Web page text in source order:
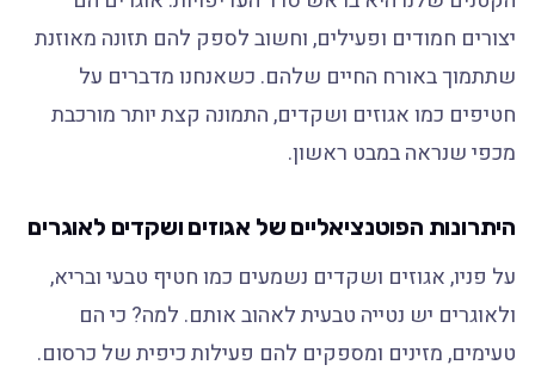
יצורים חמודים ופעילים, וחשוב לספק להם תזונה מאוזנת
שתתמוך באורח החיים שלהם. כשאנחנו מדברים על
חטיפים כמו אגוזים ושקדים, התמונה קצת יותר מורכבת
מכפי שנראה במבט ראשון.
היתרונות הפוטנציאליים של אגוזים ושקדים לאוגרים
על פניו, אגוזים ושקדים נשמעים כמו חטיף טבעי ובריא,
ולאוגרים יש נטייה טבעית לאהוב אותם. למה? כי הם
טעימים, מזינים ומספקים להם פעילות כיפית של כרסום.